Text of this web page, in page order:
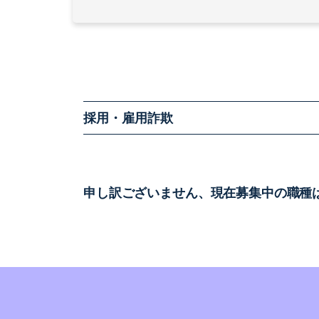
採用・雇用詐欺
申し訳ございません、現在募集中の職種